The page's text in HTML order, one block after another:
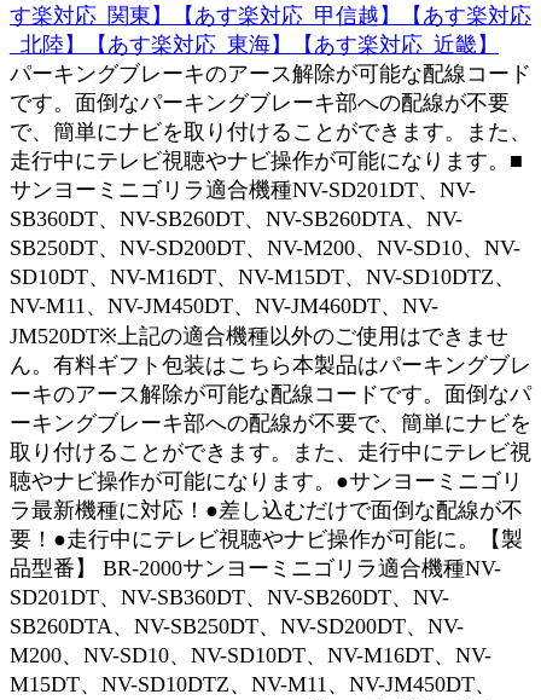
す楽対応_関東】【あす楽対応_甲信越】【あす楽対応
_北陸】【あす楽対応_東海】【あす楽対応_近畿】
パーキングブレーキのアース解除が可能な配線コード
です。面倒なパーキングブレーキ部への配線が不要
で、簡単にナビを取り付けることができます。また、
走行中にテレビ視聴やナビ操作が可能になります。■
サンヨーミニゴリラ適合機種NV-SD201DT、NV-
SB360DT、NV-SB260DT、NV-SB260DTA、NV-
SB250DT、NV-SD200DT、NV-M200、NV-SD10、NV-
SD10DT、NV-M16DT、NV-M15DT、NV-SD10DTZ、
NV-M11、NV-JM450DT、NV-JM460DT、NV-
JM520DT※上記の適合機種以外のご使用はできませ
ん。有料ギフト包装はこちら本製品はパーキングブレ
ーキのアース解除が可能な配線コードです。面倒なパ
ーキングブレーキ部への配線が不要で、簡単にナビを
取り付けることができます。また、走行中にテレビ視
聴やナビ操作が可能になります。●サンヨーミニゴリ
ラ最新機種に対応！●差し込むだけで面倒な配線が不
要！●走行中にテレビ視聴やナビ操作が可能に。【製
品型番】 BR-2000サンヨーミニゴリラ適合機種NV-
SD201DT、NV-SB360DT、NV-SB260DT、NV-
SB260DTA、NV-SB250DT、NV-SD200DT、NV-
M200、NV-SD10、NV-SD10DT、NV-M16DT、NV-
M15DT、NV-SD10DTZ、NV-M11、NV-JM450DT、